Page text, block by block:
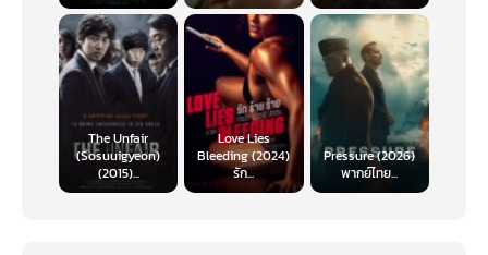
The Unfair
(Sosuuigyeon)
(2015)...
Love Lies
Bleeding (2024)
รัก...
Pressure (2026)
พากย์ไทย...